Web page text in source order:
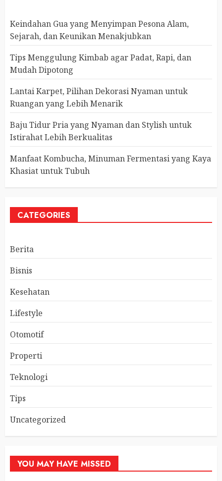
Keindahan Gua yang Menyimpan Pesona Alam,
Sejarah, dan Keunikan Menakjubkan
Tips Menggulung Kimbab agar Padat, Rapi, dan
Mudah Dipotong
Lantai Karpet, Pilihan Dekorasi Nyaman untuk
Ruangan yang Lebih Menarik
Baju Tidur Pria yang Nyaman dan Stylish untuk
Istirahat Lebih Berkualitas
Manfaat Kombucha, Minuman Fermentasi yang Kaya
Khasiat untuk Tubuh
CATEGORIES
Berita
Bisnis
Kesehatan
Lifestyle
Otomotif
Properti
Teknologi
Tips
Uncategorized
YOU MAY HAVE MISSED